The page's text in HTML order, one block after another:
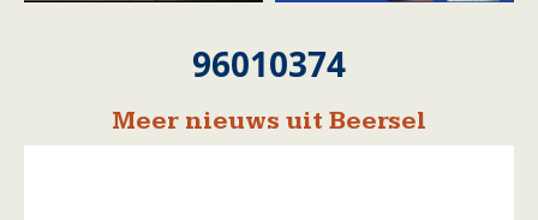
96010374
Meer nieuws uit Beersel